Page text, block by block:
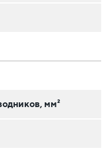
мм²